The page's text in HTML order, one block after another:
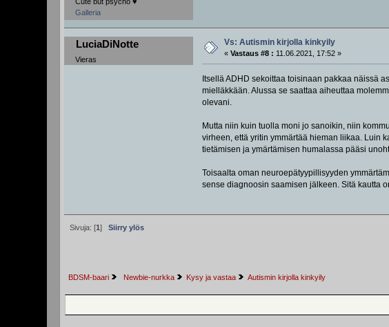
Galleria
LuciaDiNotte
Vieras
Vs: Autismin kirjolla kinkyily
«Vastaus #8 : 11.06.2021, 17:52 »
Itsellä ADHD sekoittaa toisinaan pakkaa näissä
mielläkkään. Alussa se saattaa aiheuttaa
olevani.
Mutta niin kuin tuolla moni jo sanoikin, niin
virheen, että yritin ymmärtää hieman liikaa. Luin
tietämisen ja ymärtämisen humalassa pääsi
Toisaalta oman neuroepätyypillisyyden
sense diagnoosin saamisen jälkeen. Sitä kautta
Sivuja: [1]Siirry ylös
BDSM-baari Newbie-nurkka Kysy ja vastaa Autismin kirjolla kinkyily